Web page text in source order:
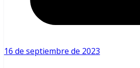
16 de septiembre de 2023